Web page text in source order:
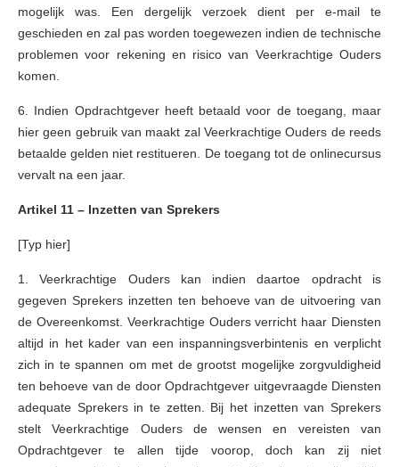
mogelijk was. Een dergelijk verzoek dient per e-mail te
geschieden en zal pas worden toegewezen indien de technische
problemen voor rekening en risico van Veerkrachtige Ouders
komen.
6. Indien Opdrachtgever heeft betaald voor de toegang, maar
hier geen gebruik van maakt zal Veerkrachtige Ouders de reeds
betaalde gelden niet restitueren. De toegang tot de onlinecursus
vervalt na een jaar.
Artikel 11 – Inzetten van Sprekers
[Typ hier]
1. Veerkrachtige Ouders kan indien daartoe opdracht is
gegeven Sprekers inzetten ten behoeve van de uitvoering van
de Overeenkomst. Veerkrachtige Ouders verricht haar Diensten
altijd in het kader van een inspanningsverbintenis en verplicht
zich in te spannen om met de grootst mogelijke zorgvuldigheid
ten behoeve van de door Opdrachtgever uitgevraagde Diensten
adequate Sprekers in te zetten. Bij het inzetten van Sprekers
stelt Veerkrachtige Ouders de wensen en vereisten van
Opdrachtgever te allen tijde voorop, doch kan zij niet